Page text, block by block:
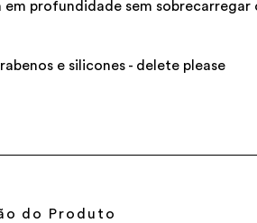
em profundidade sem sobrecarregar
e silicones - delete please
do Produto